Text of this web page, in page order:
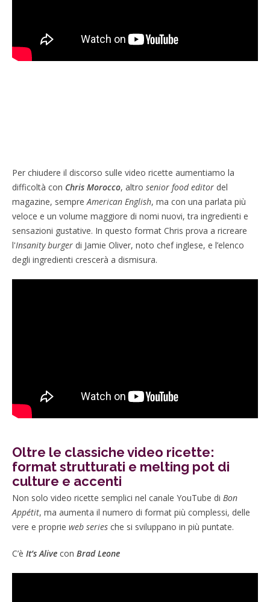
Per chiudere il discorso sulle video ricette aumentiamo la
difficoltà con Chris Morocco, altro senior food editor del
magazine, sempreAmerican English, ma con una parlata più
veloce e un volume maggiore di nomi nuovi, tra ingredienti e
sensazioni gustative. In questo format Chris prova a ricreare
l'Insanity burger di Jamie Oliver, noto chef inglese, e l’elenco
degli ingredienti crescerà a dismisura.
Oltre le classiche video ricette:
format strutturati e melting pot di
culture e accenti
Non solo video ricette semplici nel canale YouTube di Bon
Appétit, ma aumenta il numero di format più complessi, delle
vere e proprie web series che si sviluppano in più puntate.
C’è It’s Alive con Brad Leone